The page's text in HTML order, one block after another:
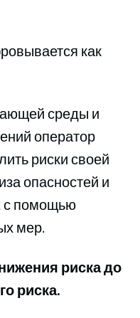
как
среды и
оператор
риски своей
опасностей и
с помощью
мер.
риска до
риска.